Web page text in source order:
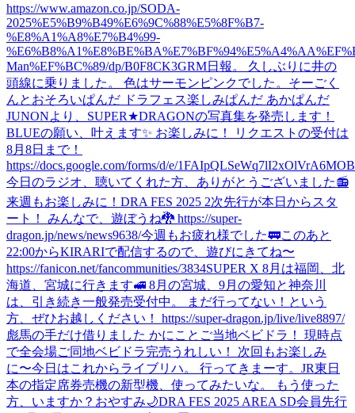
https://www.amazon.co.jp/SODA-
2025%E5%B9%B49%E6%9C%88%E5%8F%B7-
%E8%A1%A8%E7%B4%99-
Man%EF%BC%89/dp/B0F8CK3GRM日報。 久しぶりに井の
頭線に乗りました。 色はサーモンピンクでした。 そーごく
んとおそろいぱんだ ドラフェス楽しみぱんだ あかぱんだ
JUNONより、SUPER★DRAGONの写真集を発売します！
BLUEの願い、叶えます✨ お楽しみに！ リクエストの受付は
8月8日まで！
https://docs.google.com/forms/d/e/
今日のラジオ、聴いてくれた方、ありがとうございました📻
来週もお楽しみに！ DRA FES 2025 2次先行が本日からスタ
ート！ みんなで、遊ぼうね🐉 https://super-
dragon.jp/news/news9638/今週もお疲れ様でした🚃このあと
22:00からKIRARIで配信するので、遊びにきてね〜
https://fanicon.net/fancommunities/3834SUPER X 8月は福岡、北
海道、宮城に行きます🚅 8月の宮城、9月の愛知と神奈川
は、引き続き一般発売受付中。 まだ行ってない！という
方、ぜひお越しください！ https://super-dragon.jp/live/live8897/
彪馬の手だけ借りました かにことご当地ベビドラ！ 現時点
で全会場ご同地ベビドラ完売うれしい！ 次回もお楽しみ
に〜今日はこれからライブリハ。 行ってきまーす。 JR東日
本の指定席券売機の新型機、使ってみたいな。 もう使った
方、いますか？ おやすみ🌙DRA FES 2025 AREA SD会員先行